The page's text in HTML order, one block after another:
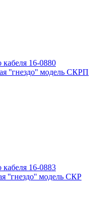
''гнездо'' модель СКРП
''гнездо'' модель СКР